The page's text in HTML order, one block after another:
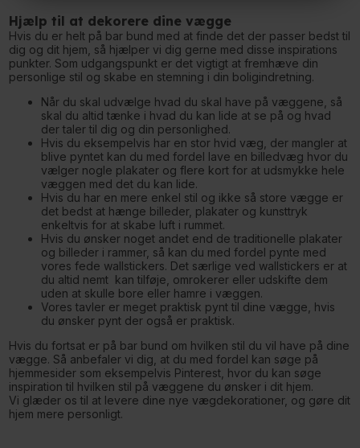
Hjælp til at dekorere dine vægge
Hvis du er helt på bar bund med at finde det der passer bedst til
dig og dit hjem, så hjælper vi dig gerne med disse inspirations
punkter. Som udgangspunkt er det vigtigt at fremhæve din
personlige stil og skabe en stemning i din boligindretning.
Når du skal udvælge hvad du skal have på væggene, så
skal du altid tænke i hvad du kan lide at se på og hvad
der taler til dig og din personlighed.
Hvis du eksempelvis har en stor hvid væg, der mangler at
blive pyntet kan du med fordel lave en billedvæg hvor du
vælger nogle plakater og flere kort for at udsmykke hele
væggen med det du kan lide.
Hvis du har en mere enkel stil og ikke så store vægge er
det bedst at hænge billeder, plakater og kunsttryk
enkeltvis for at skabe luft i rummet.
Hvis du ønsker noget andet end de traditionelle plakater
og billeder i rammer, så kan du med fordel pynte med
vores fede wallstickers. Det særlige ved wallstickers er at
du altid nemt kan tilføje, omrokerer eller udskifte dem
uden at skulle bore eller hamre i væggen.
Vores tavler er meget praktisk pynt til dine vægge, hvis
du ønsker pynt der også er praktisk.
Hvis du fortsat er på bar bund om hvilken stil du vil have på dine
vægge. Så anbefaler vi dig, at du med fordel kan søge på
hjemmesider som eksempelvis Pinterest, hvor du kan søge
inspiration til hvilken stil på væggene du ønsker i dit hjem.
Vi glæder os til at levere dine nye vægdekorationer, og gøre dit
hjem mere personligt.